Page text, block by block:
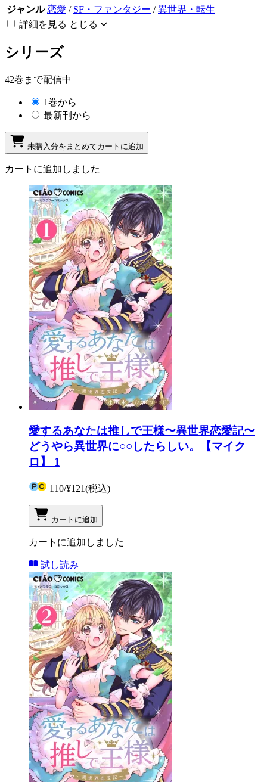
ジャンル 恋愛 / SF・ファンタジー /異世界・転生
詳細を見る とじる
シリーズ
42巻まで配信中
1巻から
最新刊から
未購入分をまとめてカートに追加
カートに追加しました
愛するあなたは推しで王様〜異世界恋愛記〜
どうやら異世界に○○したらしい。【マイク
ロ】 1
110/¥121(税込)
カートに追加
カートに追加しました
試し読み